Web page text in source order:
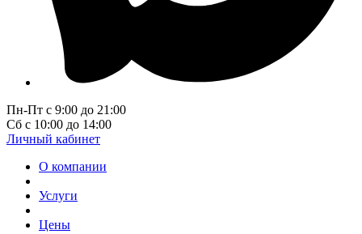
Пн-Пт с 9:00 до 21:00
Сб с 10:00 до 14:00
Личный кабинет
О компании
Услуги
Цены